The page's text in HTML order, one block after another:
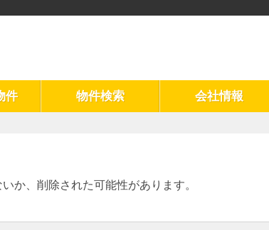
件 物件検索 会社情報
か、削除された可能性があります。